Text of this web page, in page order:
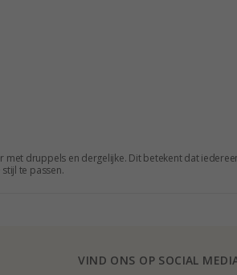
druppels en dergelijke. Dit betekent dat
te passen.
VIND ONS OP SOCIAL